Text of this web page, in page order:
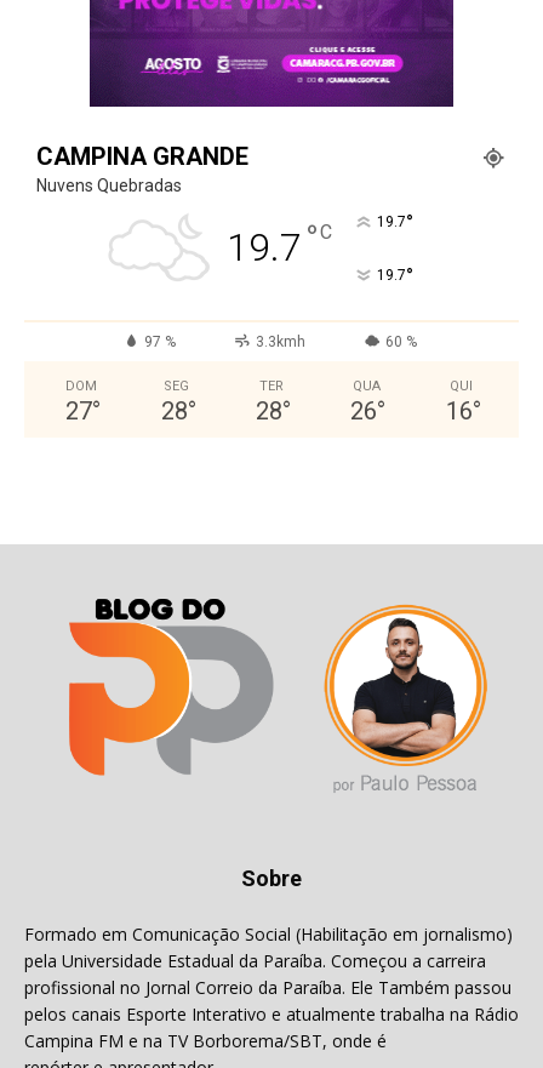
CAMPINA GRANDE
Nuvens Quebradas
19.7 °C 19.7°
19.7°
97 % 3.3kmh 60 %
DOM
27°
SEG
28°
TER
28°
QUA
26°
QUI
16°
Sobre
Formado em Comunicação Social (Habilitação em jornalismo)
pela Universidade Estadual da Paraíba. Começou a carreira
profissional no Jornal Correio da Paraíba. Ele Também passou
pelos canais Esporte Interativo e atualmente trabalha na Rádio
Campina FM e na TV Borborema/SBT, onde é